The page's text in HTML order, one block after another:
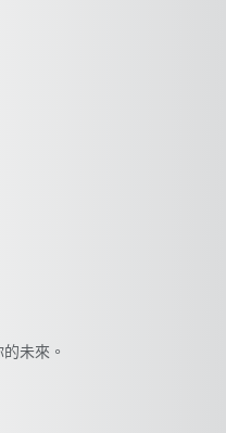
未來。